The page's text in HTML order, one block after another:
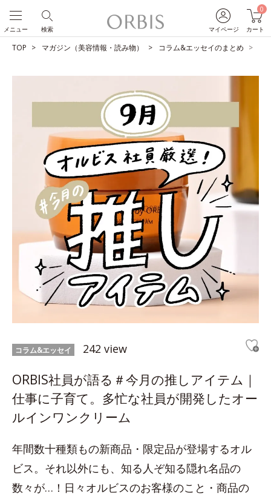
マイページ
0
カート
検索
メニュー
TOP マガジン（美容情報・読み物） コラム&エッセイのまとめ
コラム&エッセイ 242 view
ORBIS社員が語る＃今月の推しアイテム｜
仕事に子育て。多忙な社員が開発したオー
ルインワンクリーム
年間数十種類もの新商品・限定品が登場するオル
ビス。それ以外にも、知る人ぞ知る隠れ名品の
数々が…！日々オルビスのお客様のこと・商品の